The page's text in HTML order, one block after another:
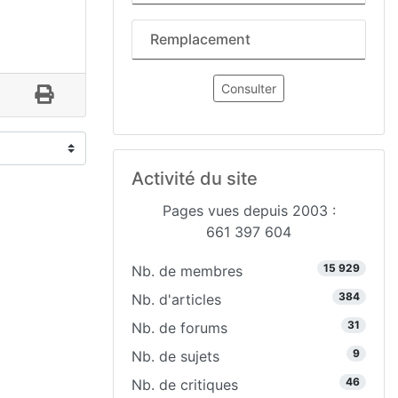
Remplacement
Consulter
Activité du site
Pages vues depuis 2003 :
661 397 604
Nb. de membres 15 929
Nb. d'articles 384
Nb. de forums 31
Nb. de sujets 9
Nb. de critiques 46